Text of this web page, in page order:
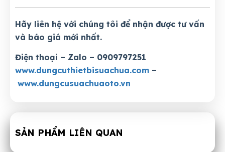
Hãy liên hệ với chúng tôi để nhận được tư vấn
và báo giá mới nhất.
Điện thoại – Zalo – 0909797251
www.dungcuthietbisuachua.com –
www.dungcusuachuaoto.vn
SẢN PHẨM LIÊN QUAN